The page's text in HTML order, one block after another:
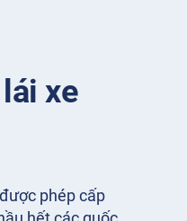
xe
phép cấp